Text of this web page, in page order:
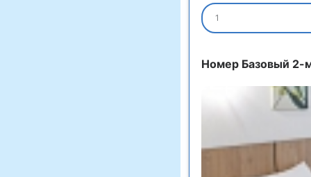
Номер Базовый 2-
1